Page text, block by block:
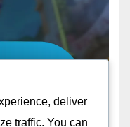
deliver
traffic. You can